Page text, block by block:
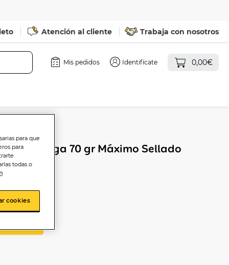
Atención al cliente Trabaja con nosotros
Mis pedidos Identifícate 0,00€
Corega 70 gr Máximo Sellado
para que
para
todas o
cookies